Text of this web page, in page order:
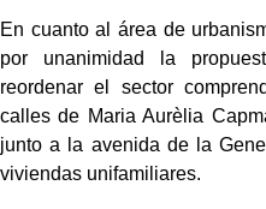
En cuanto al área de
por unanimidad la
reordenar el sector
calles de Maria Aurèlia
junto a la avenida de la
viviendas unifamiliares.